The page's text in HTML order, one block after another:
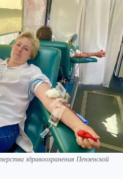
здравоохранения Пензенской